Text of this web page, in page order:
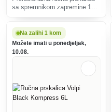
sa spremnikom zapremine 1
Na zalihi 1 kom
Možete imati u ponedjeljak,
10.08.